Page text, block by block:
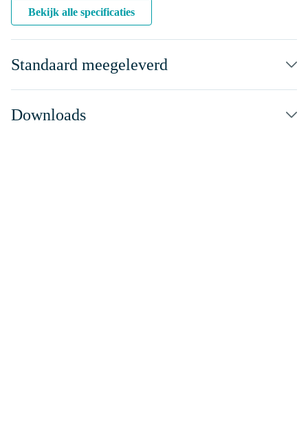
Bekijk alle specificaties
Standaard meegeleverd
Downloads